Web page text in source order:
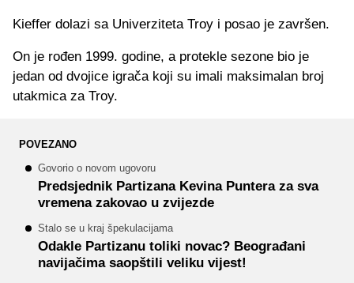
Kieffer dolazi sa Univerziteta Troy i posao je završen.
On je rođen 1999. godine, a protekle sezone bio je
jedan od dvojice igrača koji su imali maksimalan broj
utakmica za Troy.
POVEZANO
Govorio o novom ugovoru
Predsjednik Partizana Kevina Puntera za sva
vremena zakovao u zvijezde
Stalo se u kraj špekulacijama
Odakle Partizanu toliki novac? Beograđani
navijačima saopštili veliku vijest!